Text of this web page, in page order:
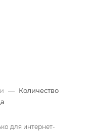
— Количество
для интернет-